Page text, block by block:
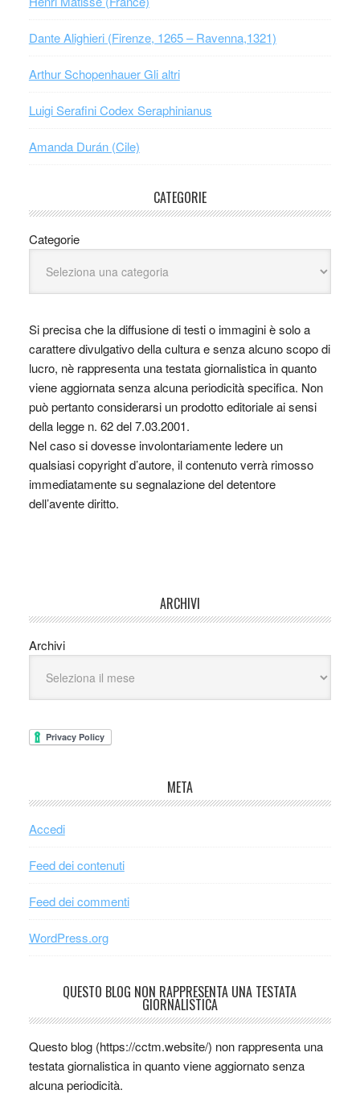
Dante Alighieri (Firenze, 1265 – Ravenna,1321)
Arthur Schopenhauer Gli altri
Luigi Serafini Codex Seraphinianus
Amanda Durán (Cile)
CATEGORIE
Categorie
Si precisa che la diffusione di testi o immagini è solo a
carattere divulgativo della cultura e senza alcuno scopo di
lucro, nè rappresenta una testata giornalistica in quanto
viene aggiornata senza alcuna periodicità specifica. Non
può pertanto considerarsi un prodotto editoriale ai sensi
della legge n. 62 del 7.03.2001.
Nel caso si dovesse involontariamente ledere un
qualsiasi copyright d’autore, il contenuto verrà rimosso
immediatamente su segnalazione del detentore
dell’avente diritto.
ARCHIVI
Archivi
META
Accedi
Feed dei contenuti
Feed dei commenti
WordPress.org
QUESTO BLOG NON RAPPRESENTA UNA TESTATA
GIORNALISTICA
Questo blog (https://cctm.website/) non rappresenta una
testata giornalistica in quanto viene aggiornato senza
alcuna periodicità.